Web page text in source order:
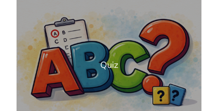
Quiz